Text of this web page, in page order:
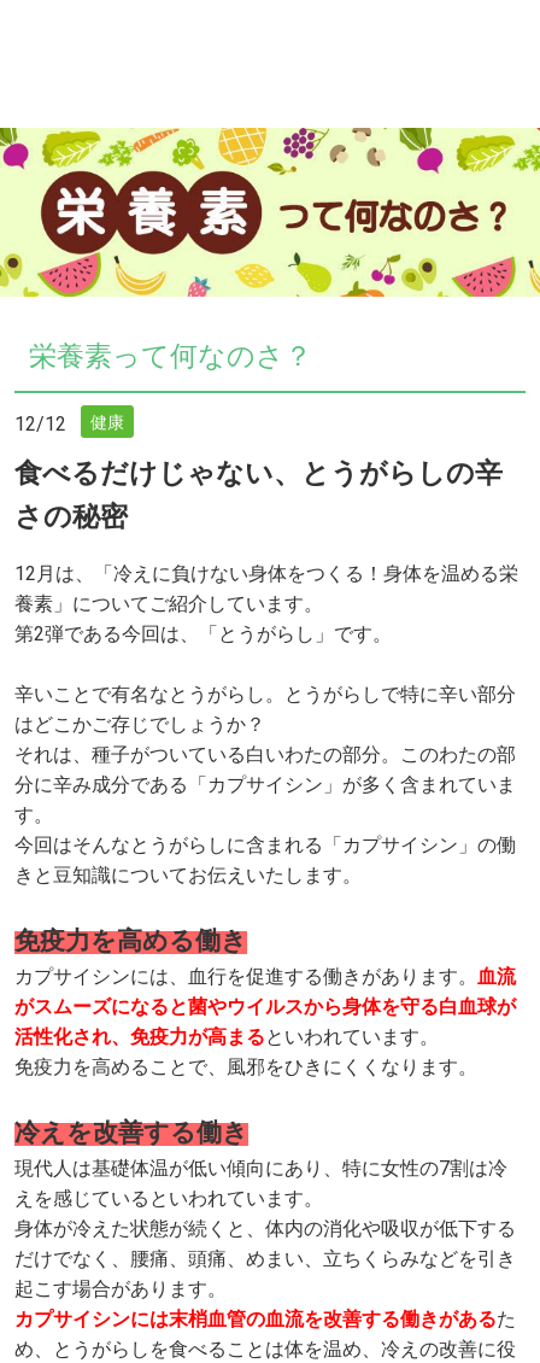
栄養素って何なのさ？
12/12 健康
食べるだけじゃない、とうがらしの辛
さの秘密
12月は、「冷えに負けない身体をつくる！身体を温める栄
養素」についてご紹介しています。
第2弾である今回は、「とうがらし」です。
辛いことで有名なとうがらし。とうがらしで特に辛い部分
はどこかご存じでしょうか？
それは、種子がついている白いわたの部分。このわたの部
分に辛み成分である「カプサイシン」が多く含まれていま
す。
今回はそんなとうがらしに含まれる「カプサイシン」の働
きと豆知識についてお伝えいたします。
免疫力を高める働き
カプサイシンには、血行を促進する働きがあります。 血流
がスムーズになると菌やウイルスから身体を守る白血球が
活性化され、免疫力が高まるといわれています。
免疫力を高めることで、風邪をひきにくくなります。
冷えを改善する働き
現代人は基礎体温が低い傾向にあり、特に女性の7割は冷
えを感じているといわれています。
身体が冷えた状態が続くと、体内の消化や吸収が低下する
だけでなく、腰痛、頭痛、めまい、立ちくらみなどを引き
起こす場合があります。
カプサイシンには末梢血管の血流を改善する働きがあるた
め、とうがらしを食べることは体を温め、冷えの改善に役